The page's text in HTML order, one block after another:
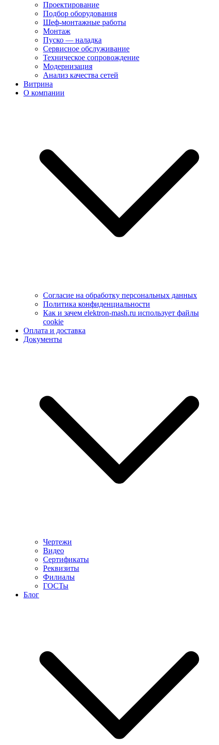
Проектирование
Подбор оборудования
Шеф-монтажные работы
Монтаж
Пуско — наладка
Сервисное обслуживание
Техническое сопровождение
Модернизация
Анализ качества сетей
Витрина
О компании
Согласие на обработку персональных данных
Политика конфиденциальности
Как и зачем elektron-mash.ru использует файлы
cookie
Оплата и доставка
Документы
Чертежи
Видео
Сертификаты
Реквизиты
Филиалы
ГОСТы
Блог